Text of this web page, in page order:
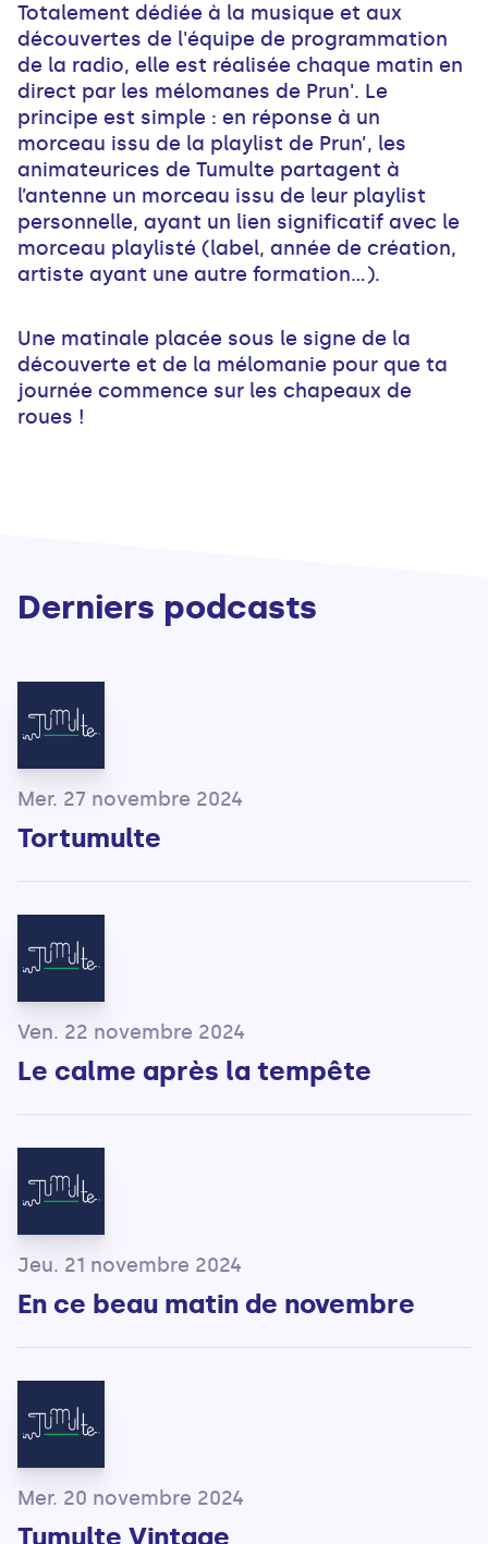
Totalement dédiée à la musique et aux
découvertes de l'équipe de programmation
de la radio, elle est réalisée chaque matin en
direct par les mélomanes de Prun'. Le
principe est simple : en réponse à un
morceau issu de la playlist de Prun’, les
animateurices de Tumulte partagent à
l’antenne un morceau issu de leur playlist
personnelle, ayant un lien significatif avec le
morceau playlisté (label, année de création,
artiste ayant une autre formation…).
Une matinale placée sous le signe de la
découverte et de la mélomanie pour que ta
journée commence sur les chapeaux de
roues !
Derniers podcasts
Mer. 27 novembre 2024
Tortumulte
Ven. 22 novembre 2024
Le calme après la tempête
Jeu. 21 novembre 2024
En ce beau matin de novembre
Mer. 20 novembre 2024
Tumulte Vintage